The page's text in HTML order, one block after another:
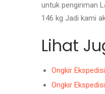
untuk pengiriman
146 kg Jadi kami
Lihat
Ongkir
Ongkir